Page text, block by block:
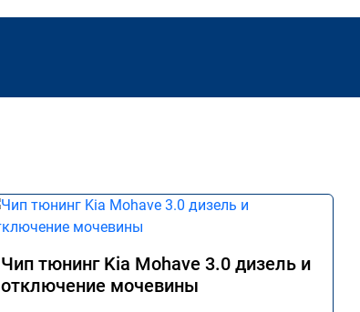
Чип тюнинг Kia Mohave 3.0 дизель и
отключение мочевины